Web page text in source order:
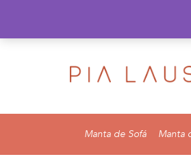
Manta de Sofá Manta